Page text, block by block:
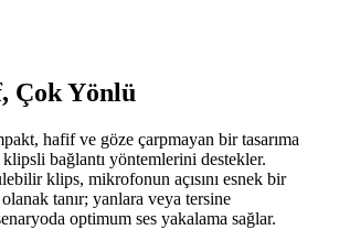
Çok Yönlü
hafif ve göze çarpmayan bir tasarıma
bağlantı yöntemlerini destekler.
klips, mikrofonun açısını esnek bir
tanır; yanlara veya tersine
optimum ses yakalama sağlar.